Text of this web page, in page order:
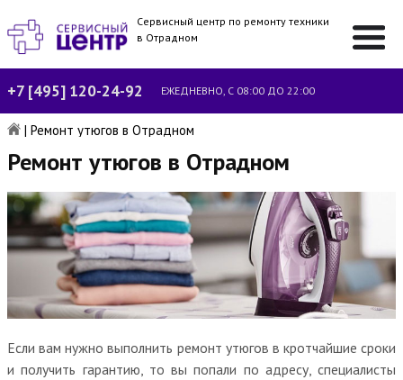
Сервисный центр по ремонту техники
в Отрадном
+7 [495] 120-24-92 ЕЖЕДНЕВНО, С 08:00 ДО 22:00
| Ремонт утюгов в Отрадном
Ремонт утюгов в Отрадном
Если вам нужно выполнить ремонт утюгов в кротчайшие сроки
и получить гарантию, то вы попали по адресу, специалисты